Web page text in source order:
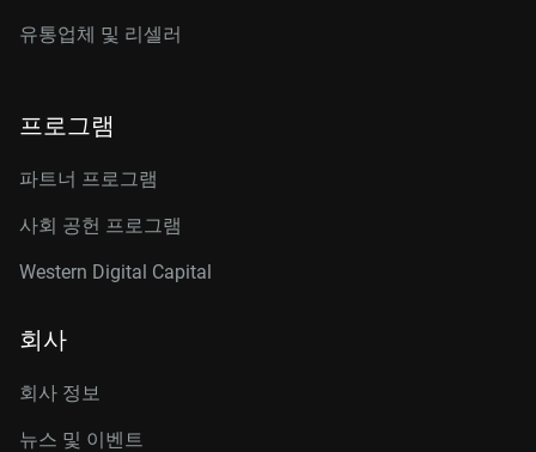
유통업체 및 리셀러
프로그램
파트너 프로그램
사회 공헌 프로그램
Western Digital Capital
회사
회사 정보
뉴스 및 이벤트